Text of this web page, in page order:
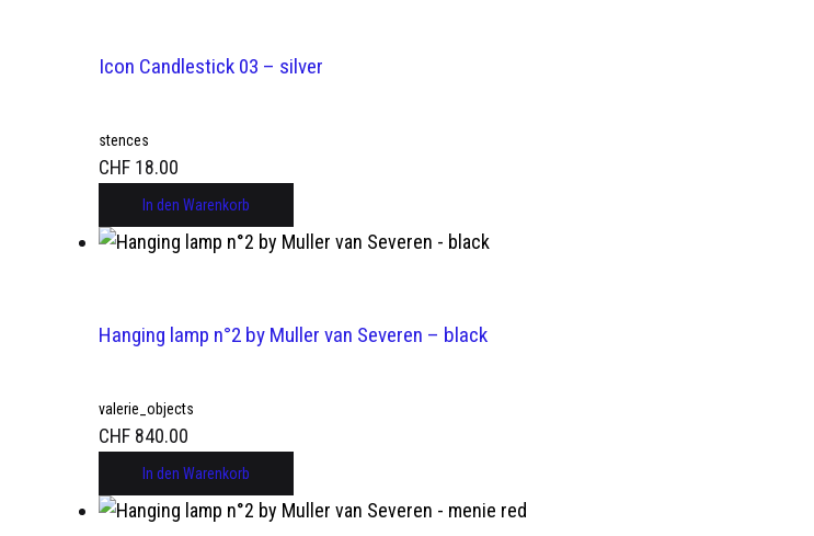
Icon Candlestick 03 – silver
stences
CHF 18.00
In den Warenkorb
Hanging lamp n°2 by Muller van Severen – black
valerie_objects
CHF 840.00
In den Warenkorb